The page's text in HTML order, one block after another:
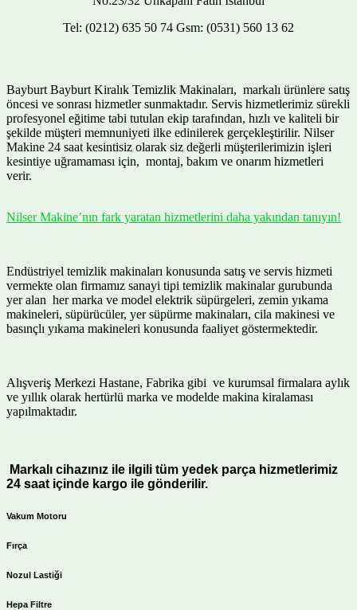
Tel: (0212) 635 50 74 Gsm: (0531) 560 13 62
Bayburt Bayburt Kiralık Temizlik Makinaları, markalı ürünlere satış
öncesi ve sonrası hizmetler sunmaktadır. Servis hizmetlerimiz sürekli
profesyonel eğitime tabi tutulan ekip tarafından, hızlı ve kaliteli bir
şekilde müşteri memnuniyeti ilke edinilerek gerçekleştirilir. Nilser
Makine 24 saat kesintisiz olarak siz değerli müşterilerimizin işleri
kesintiye uğramaması için, montaj, bakım ve onarım hizmetleri
verir.
Nilser Makine’nın fark yaratan hizmetlerini daha yakından tanıyın!
Endüstriyel temizlik makinaları konusunda satış ve servis hizmeti
vermekte olan firmamız sanayi tipi temizlik makinalar gurubunda
yer alan her marka ve model elektrik süpürgeleri, zemin yıkama
makineleri, süpürücüler, yer süpürme makinaları, cila makinesi ve
basınçlı yıkama makineleri konusunda faaliyet göstermektedir.
Alışveriş Merkezi Hastane, Fabrika gibi ve kurumsal firmalara aylık
ve yıllık olarak hertürlü marka ve modelde makina kiralaması
yapılmaktadır.
Markalı cihazınız ile ilgili tüm yedek parça hizmetlerimiz
24 saat içinde kargo ile gönderilir.
Vakum Motoru
Fırça
Nozul Lastiği
Hepa Filtre